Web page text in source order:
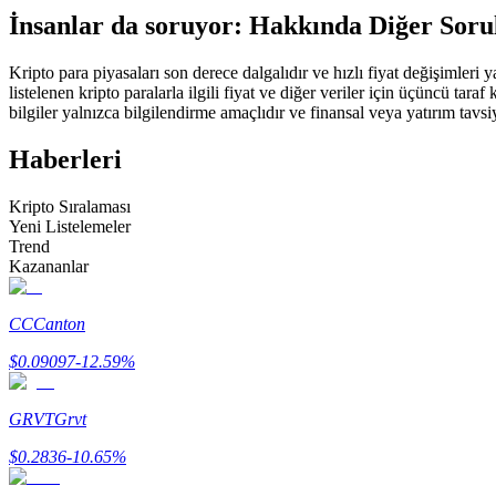
USDC'yi teminat olarak kullanan vadeli işlemler
İnsanlar da soruyor: Hakkında Diğer
Kripto para piyasaları son derece dalgalıdır ve hızlı fiyat
listelenen kripto paralarla ilgili fiyat ve diğer veriler için üçüncü
bilgiler yalnızca bilgilendirme amaçlıdır ve finansal veya yatırım
Haberleri
Kripto Sıralaması
Yeni Listelemeler
Trend
Kazananlar
CCCanton
$0.09097-12.59%
GRVTGrvt
$0.2836-10.65%